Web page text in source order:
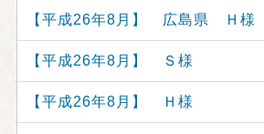
【平成26年8月】 広島県 Ｈ様
【平成26年8月】 Ｓ様
【平成26年8月】 Ｈ様